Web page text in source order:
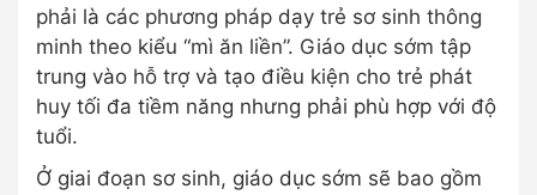
phải là các phương pháp dạy trẻ sơ sinh thông
minh theo kiểu “mì ăn liền”. Giáo dục sớm tập
trung vào hỗ trợ và tạo điều kiện cho trẻ phát
huy tối đa tiềm năng nhưng phải phù hợp với độ
tuổi.
Ở giai đoạn sơ sinh, giáo dục sớm sẽ bao gồm